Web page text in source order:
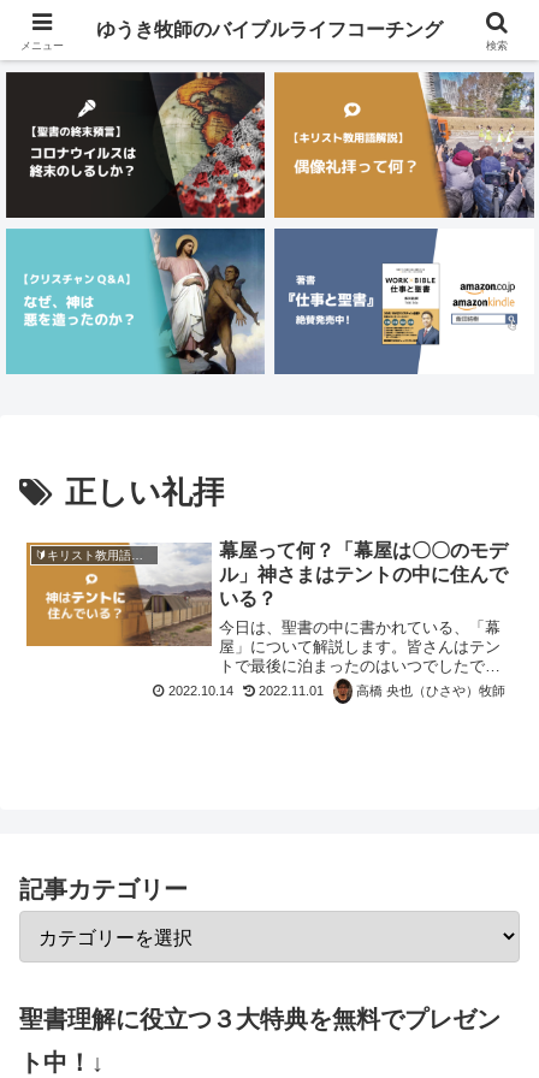
メニュー
正しい礼拝
🔰キリスト教用語解説✝️
幕屋って何？「幕屋は〇〇のモデ
ル」神さまはテントの中に住んで
いる？
今日は、聖書の中に書かれている、「幕
屋」について解説します。皆さんはテン
トで最後に泊まったのはいつでしたでし
ょうか？キャンプと言えばテントですよ
ね。なんだかわくわくします。時に風が
2022.10.14 2022.11.01 高橋 央也（ひさや）牧師
記事カテゴリー
聖書理解に役立つ３大特典を無料でプレゼン
ト中！↓
メニュー
ゆうき牧師のバイブルライフコーチング
検索